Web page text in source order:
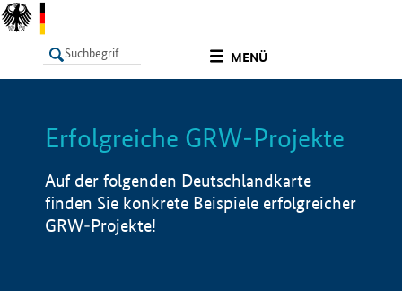
MENÜ
LISTE Info
Erfolgreiche GRW-Projekte
Auf der folgenden Deutschlandkarte
finden Sie konkrete Beispiele erfolgreicher
GRW-Projekte!